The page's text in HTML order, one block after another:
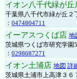
イオン八千代緑が丘
千葉県八千代市緑が丘
： 0474804711
イーアスつくば店 地
茨城県つくば市研究学園
： 0298687271
イオン土浦店 地図 詳
茨城県土浦市上高津３